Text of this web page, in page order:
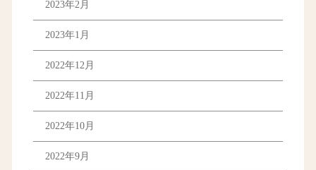
2023年2月
2023年1月
2022年12月
2022年11月
2022年10月
2022年9月